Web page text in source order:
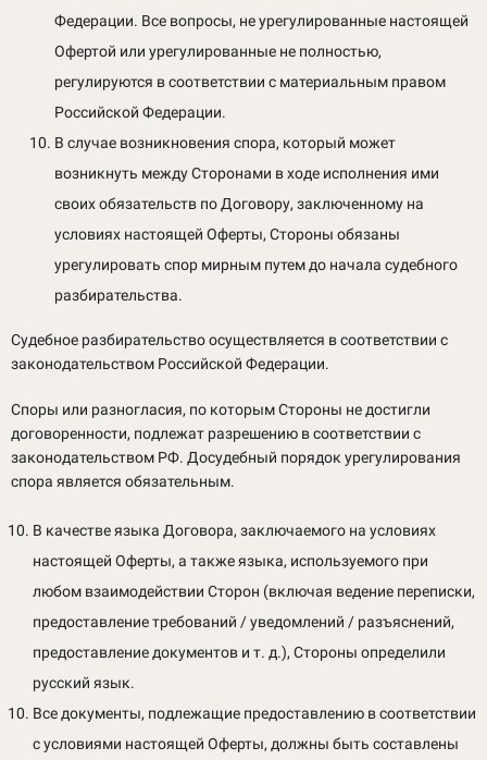
Федерации. Все вопросы, не урегулированные настоящей
Офертой или урегулированные не полностью,
регулируются в соответствии с материальным правом
Российской Федерации.
В случае возникновения спора, который может
возникнуть между Сторонами в ходе исполнения ими
своих обязательств по Договору, заключенному на
условиях настоящей Оферты, Стороны обязаны
урегулировать спор мирным путем до начала судебного
разбирательства.
Судебное разбирательство осуществляется в соответствии с
законодательством Российской Федерации.
Споры или разногласия, по которым Стороны не достигли
договоренности, подлежат разрешению в соответствии с
законодательством РФ. Досудебный порядок урегулирования
спора является обязательным.
В качестве языка Договора, заключаемого на условиях
настоящей Оферты, а также языка, используемого при
любом взаимодействии Сторон (включая ведение переписки,
предоставление требований / уведомлений / разъяснений,
предоставление документов и т. д.), Стороны определили
русский язык.
Все документы, подлежащие предоставлению в соответствии
с условиями настоящей Оферты, должны быть составлены